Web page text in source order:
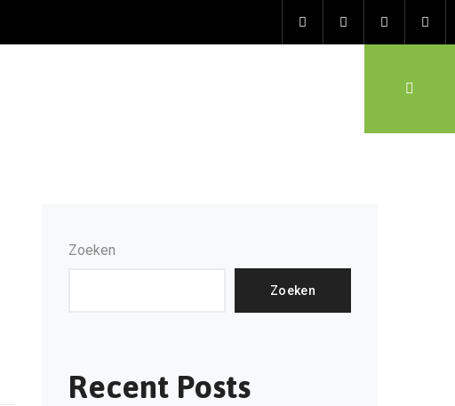
Zoeken
Zoeken
Recent Posts